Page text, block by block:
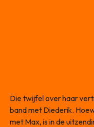
Die twijfel over haar
band met Diederik.
met Max, is in de